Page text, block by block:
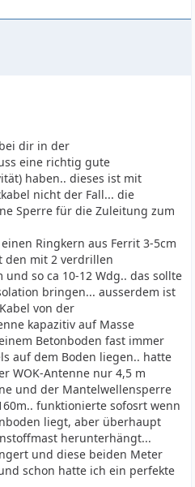
dir in der
eine richtig gute
haben.. dieses ist mit
nicht der Fall... die
Sperre für die Zuleitung zum
Ringkern aus Ferrit 3-5cm
den mit 2 verdrillen
so ca 10-12 Wdg.. das sollte
bringen... ausserdem ist
von der
kapazitiv auf Masse
Betonboden fast immer
auf dem Boden liegen.. hatte
WOK-Antenne nur 4,5 m
und der Mantelwellensperre
funktionierte sofosrt wenn
liegt, aber überhaupt
herunterhängt...
und diese beiden Meter
schon hatte ich ein perfekte